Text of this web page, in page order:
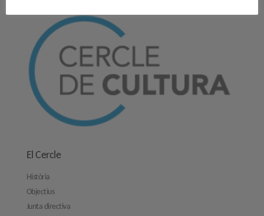
El Cercle
Història
Objectius
Junta directiva